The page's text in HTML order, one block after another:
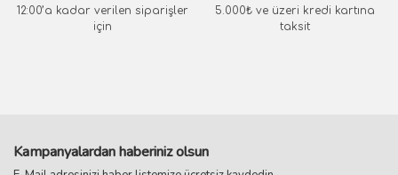
12:00’a kadar verilen siparişler
için
5.000₺ ve üzeri kredi kartına
taksit
Kampanyalardan haberiniz olsun